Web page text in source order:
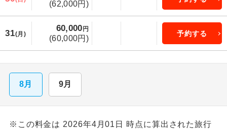
(62,000円)
31(月)
60,000 円
(60,000円)
予約する
8月 9月
※この料金は 2026年4月01日 時点に算出された旅行